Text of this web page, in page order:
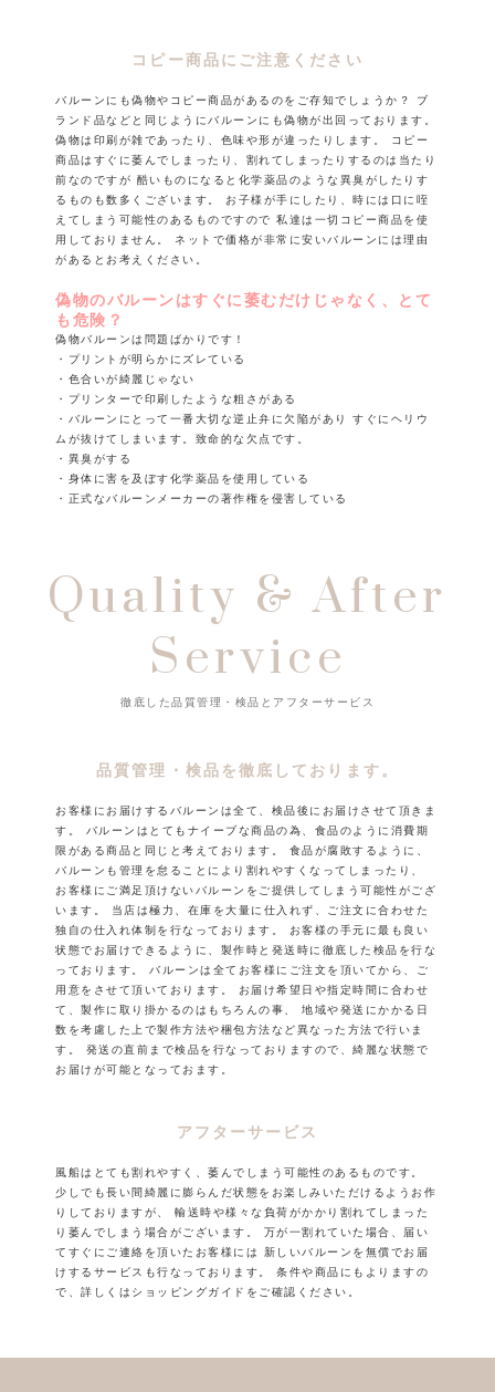
コピー商品にご注意ください
バルーンにも偽物やコピー商品があるのをご存知でしょうか？
ブ
ランド品などと同じようにバルーンにも偽物が出回っております。
偽物は印刷が雑であったり、色味や形が違ったりします。
コピー
商品はすぐに萎んでしまったり、割れてしまったりするのは当たり
前なのですが 酷いものになると化学薬品のような異臭がしたりす
るものも数多くございます。
お子様が手にしたり、時には口に咥
えてしまう可能性のあるものですので 私達は一切コピー商品を使
用しておりません。
ネットで価格が非常に安いバルーンには理由
があるとお考えください。
偽物のバルーンはすぐに萎むだけじゃなく、とて
も危険？
偽物バルーンは問題ばかりです！
・プリントが明らかにズレている
・色合いが綺麗じゃない
・プリンターで印刷したような粗さがある
・バルーンにとって一番大切な逆止弁に欠陥があり
すぐにヘリウ
ムが抜けてしまいます。致命的な欠点です。
・異臭がする
・身体に害を及ぼす化学薬品を使用している
・正式なバルーンメーカーの著作権を侵害している
Quality & After
Service
徹底した品質管理・検品とアフターサービス
品質管理・検品を徹底しております。
お客様にお届けするバルーンは全て、検品後にお届けさせて頂きま
す。
バルーンはとてもナイーブな商品の為、食品のように消費期
限がある商品と同じと考えております。
食品が腐敗するように、
バルーンも管理を怠ることにより割れやすくなってしまったり、
お客様にご満足頂けないバルーンをご提供してしまう可能性がござ
います。
当店は極力、在庫を大量に仕入れず、ご注文に合わせた
独自の仕入れ体制を行なっております。
お客様の手元に最も良い
状態でお届けできるように、製作時と発送時に徹底した検品を行な
っております。
バルーンは全てお客様にご注文を頂いてから、ご
用意をさせて頂いております。
お届け希望日や指定時間に合わせ
て、製作に取り掛かるのはもちろんの事、
地域や発送にかかる日
数を考慮した上で製作方法や梱包方法など異なった方法で行いま
す。
発送の直前まで検品を行なっておりますので、綺麗な状態で
お届けが可能となっておます。
アフターサービス
風船はとても割れやすく、萎んでしまう可能性のあるものです。
少しでも長い間綺麗に膨らんだ状態をお楽しみいただけるようお作
りしておりますが、
輸送時や様々な負荷がかかり割れてしまった
り萎んでしまう場合がございます。 万が一割れていた場合、届い
てすぐにご連絡を頂いたお客様には
新しいバルーンを無償でお届
けするサービスも行なっております。 条件や商品にもよりますの
で、詳しくはショッピングガイドをご確認ください。